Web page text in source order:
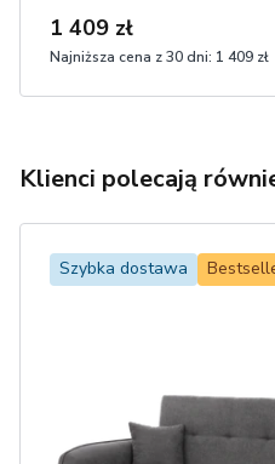
1 409 zł
Najniższa cena z 30 dni: 1 409 zł
Klienci polecają
Szybka dostawa